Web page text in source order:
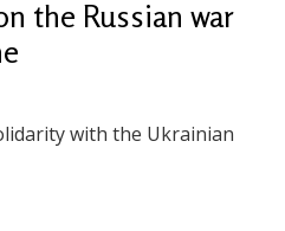
the Russian war
with the Ukrainian